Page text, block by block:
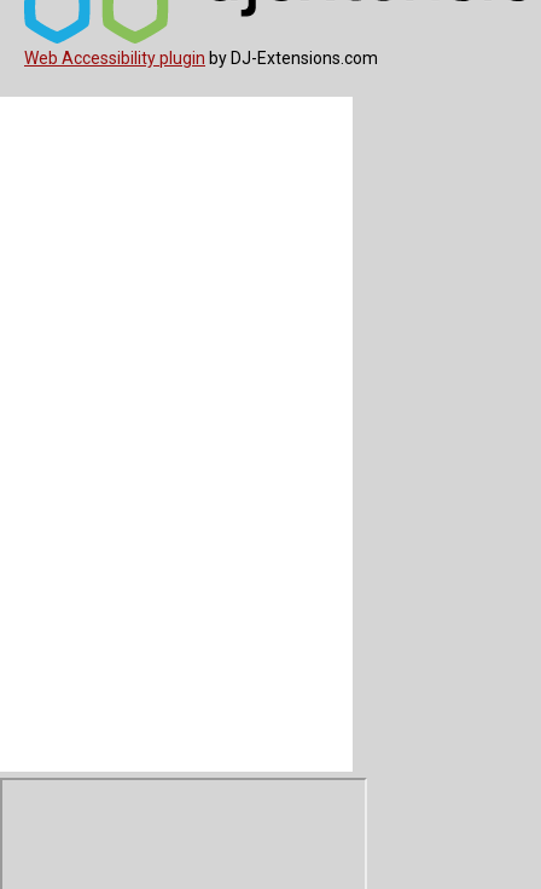
Web Accessibility plugin by DJ-Extensions.com